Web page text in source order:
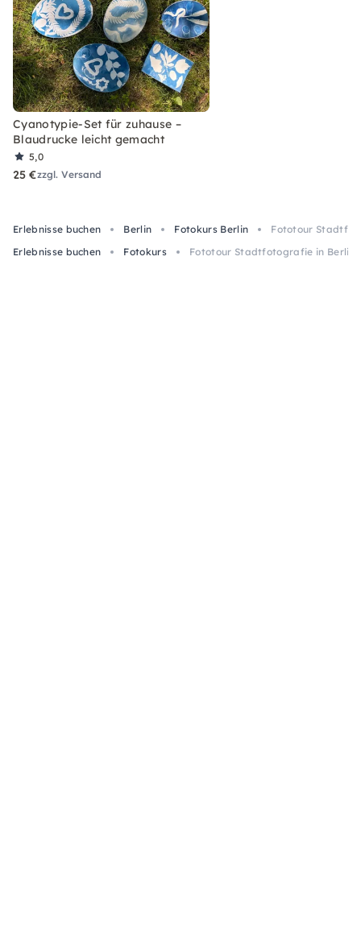
Cyanotypie-Set für zuhause –
Blaudrucke leicht gemacht
5,0
25 €zzgl. Versand
Erlebnisse buchen Berlin Fotokurs Berlin
Fototour
Erlebnisse buchen
Fotokurs Fototour Stadtfotografie in Berlin